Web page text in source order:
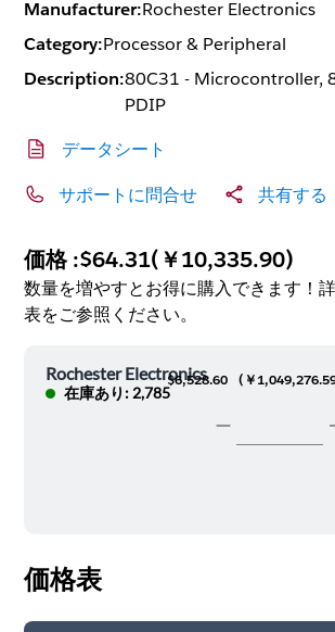
Manufacturer:Rochester Electronics
Category:Processor & Peripheral
Description:80C31 - Microcontroller,
PDIP
データシート
サポートに問合せ 共有する
価格 :$64.31(￥10,335.90)
数量を増やすとお得に購入できます！
表をご参照ください。
Rochester Electronics
在庫あり: 2,785
$6,528.60 ( ￥
価格表